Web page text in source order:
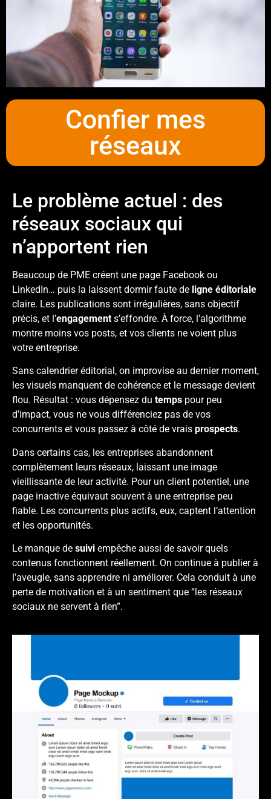
Confier mes
réseaux
Le problème actuel : des
réseaux sociaux qui
n’apportent rien
Beaucoup de PME créent une page Facebook ou
LinkedIn… puis la laissent dormir faute de ligne éditoriale
claire. Les publications sont irrégulières, sans objectif
précis, et l’engagement s’effondre. À force, l’algorithme
montre moins vos posts, et vos clients ne voient plus
votre entreprise.
Sans calendrier éditorial , on improvise au dernier moment,
les visuels manquent de cohérence et le message devient
flou. Résultat : vous dépensez du temps pour peu
d’impact, vous ne vous différenciez pas de vos
concurrents et vous passez à côté de vrais prospects.
Dans certains cas, les entreprises abandonnent
complètement leurs réseaux, laissant une image
vieillissante de leur activité. Pour un client potentiel, une
page inactive équivaut souvent à une entreprise peu
fiable. Les concurrents plus actifs, eux, captent l’attention
et les opportunités.
Le manque de suivi empêche aussi de savoir quels
contenus fonctionnent réellement. On continue à publier à
l’aveugle, sans apprendre ni améliorer. Cela conduit à une
perte de motivation et à un sentiment que “les réseaux
sociaux ne servent à rien”.